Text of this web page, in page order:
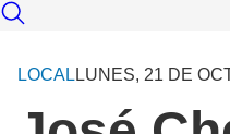
LOCAL LUNES, 21 DE